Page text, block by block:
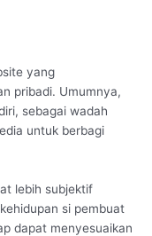
yang
pribadi. Umumnya,
sebagai wadah
untuk berbagi
lebih subjektif
si pembuat
dapat menyesuaikan